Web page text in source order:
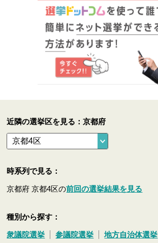
近隣の選挙区を見る：京都府
時系列で見る：
京都府 京都4区の前回の選挙結果を見る
種別から探す：
衆議院選挙 参議院選挙 地方自治体選挙